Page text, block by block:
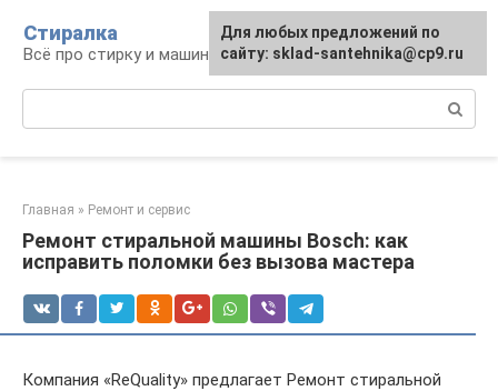
контенту
Стиралка
Всё про стирку и машинки
Главная » Ремонт и сервис
Ремонт стиральной машины Bosch: как
исправить поломки без вызова мастера
Компания «ReQuality» предлагает Ремонт стиральной
Для любых предложений по
сайту: sklad-santehnika@cp9.ru